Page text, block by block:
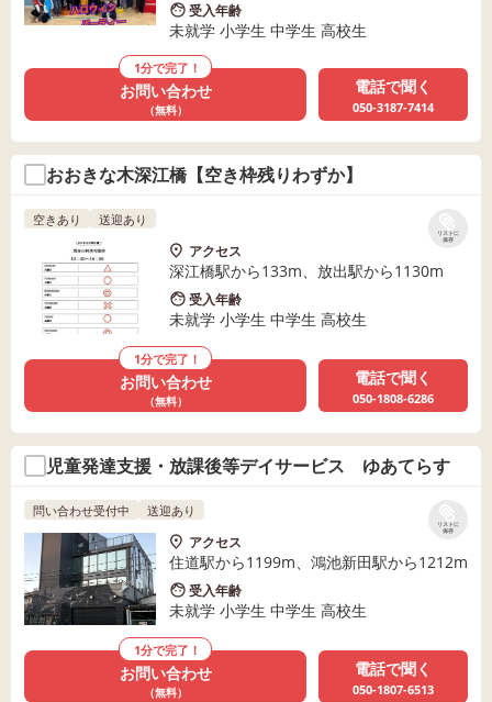
受入年齢
未就学 小学生 中学生 高校生
1分で完了！
お問い合わせ
（無料）
電話で聞く
050-3187-7414
おおきな木深江橋【空き枠残りわずか】
リストに
保存
空きあり 送迎あり
アクセス
深江橋駅から133m、放出駅から1130m
受入年齢
未就学 小学生 中学生 高校生
1分で完了！
お問い合わせ
（無料）
電話で聞く
050-1808-6286
児童発達支援・放課後等デイサービス ゆあてらす
リストに
保存
問い合わせ受付中 送迎あり
アクセス
住道駅から1199m、鴻池新田駅から1212m
受入年齢
未就学 小学生 中学生 高校生
1分で完了！
お問い合わせ
（無料）
電話で聞く
050-1807-6513